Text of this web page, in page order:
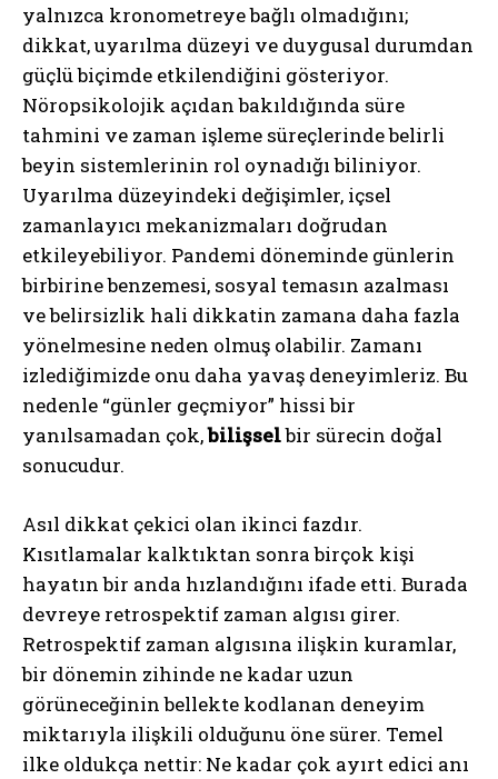
yalnızca kronometreye bağlı olmadığını;
dikkat, uyarılma düzeyi ve duygusal durumdan
güçlü biçimde etkilendiğini gösteriyor.
Nöropsikolojik açıdan bakıldığında süre
tahmini ve zaman işleme süreçlerinde belirli
beyin sistemlerinin rol oynadığı biliniyor.
Uyarılma düzeyindeki değişimler, içsel
zamanlayıcı mekanizmaları doğrudan
etkileyebiliyor. Pandemi döneminde günlerin
birbirine benzemesi, sosyal temasın azalması
ve belirsizlik hali dikkatin zamana daha fazla
yönelmesine neden olmuş olabilir. Zamanı
izlediğimizde onu daha yavaş deneyimleriz. Bu
nedenle “günler geçmiyor” hissi bir
yanılsamadan çok,bilişselbir sürecin doğal
sonucudur.
Asıl dikkat çekici olan ikinci fazdır.
Kısıtlamalar kalktıktan sonra birçok kişi
hayatın bir anda hızlandığını ifade etti. Burada
devreye retrospektif zaman algısı girer.
Retrospektif zaman algısına ilişkin kuramlar,
bir dönemin zihinde ne kadar uzun
görüneceğinin bellekte kodlanan deneyim
miktarıyla ilişkili olduğunu öne sürer. Temel
ilke oldukça nettir: Ne kadar çok ayırt edici anı